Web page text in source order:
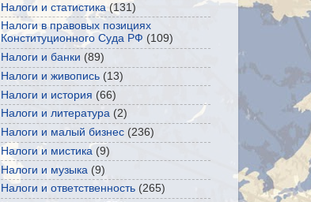
Налоги и статистика (131)
Налоги в правовых позициях
Конституционного Суда РФ (109)
Налоги и банки (89)
Налоги и живопись (13)
Налоги и история (66)
Налоги и литература (2)
Налоги и малый бизнес (236)
Налоги и мистика (9)
Налоги и музыка (9)
Налоги и ответственность (265)